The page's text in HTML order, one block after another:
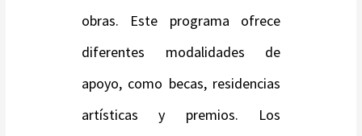
obras. Este programa ofrece
diferentes modalidades de
apoyo, como becas, residencias
artísticas y premios. Los